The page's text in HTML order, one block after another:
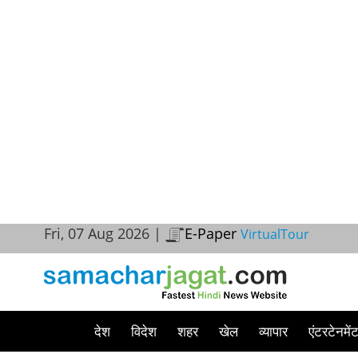
Fri, 07 Aug 2026 | E-Paper VirtualTour
देश विदेश शहर खेल व्यापार एंटरटेनमेंट